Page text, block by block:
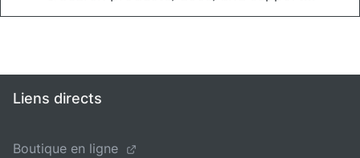
Liens directs
Boutique en ligne